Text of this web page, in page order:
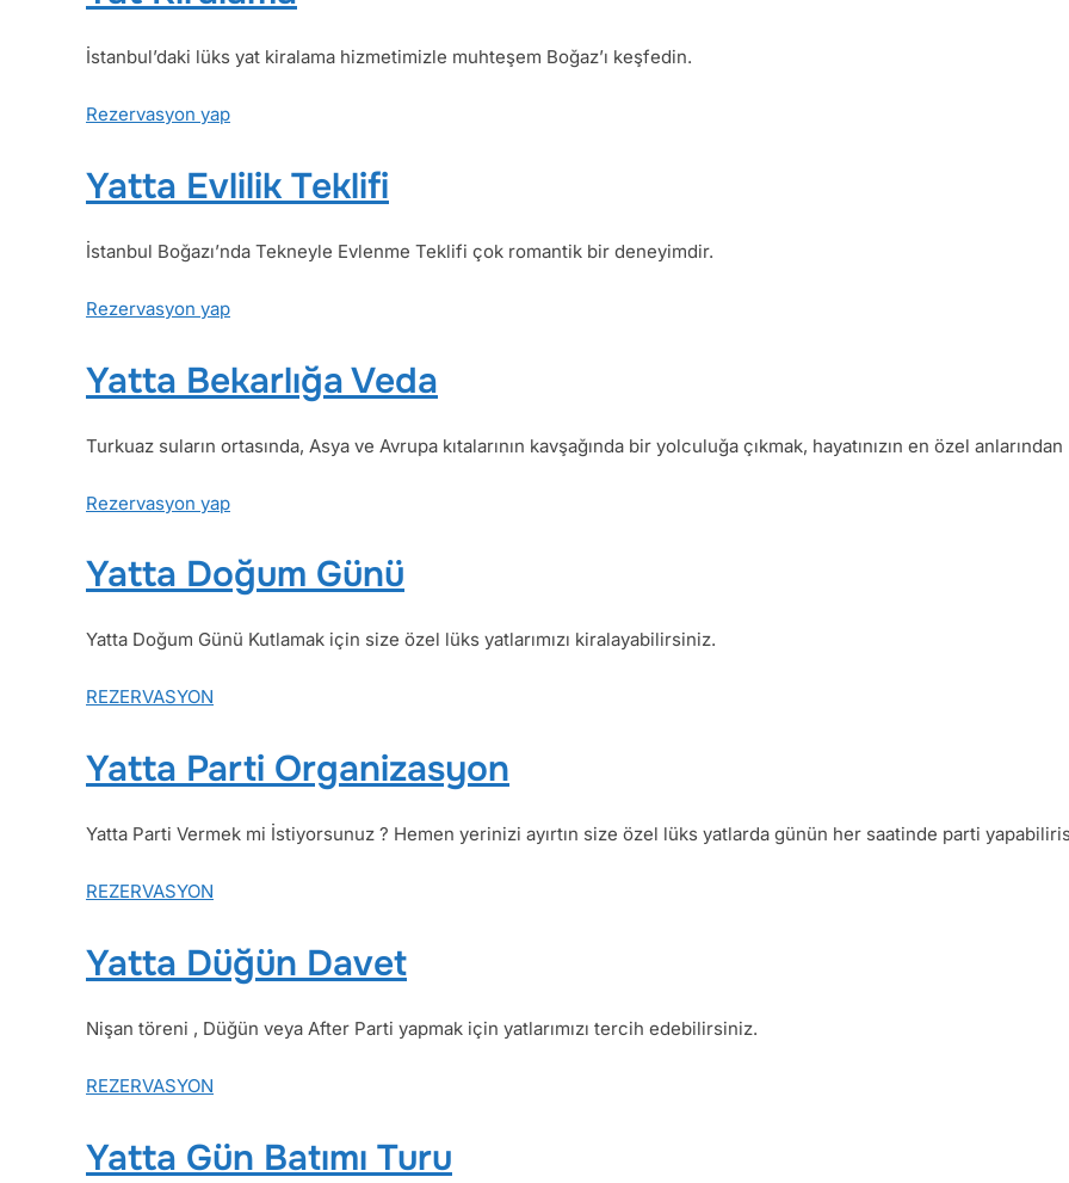
İstanbul’daki lüks yat kiralama hizmetimizle muhteşem Boğaz’ı keşfedin.
Rezervasyon yap
Yatta Evlilik Teklifi
İstanbul Boğazı’nda Tekneyle Evlenme Teklifi çok romantik bir deneyimdir.
Rezervasyon yap
Yatta Bekarlığa Veda
Turkuaz suların ortasında, Asya ve Avrupa kıtalarının kavşağında bir yolculuğa çıkmak, hayatınızın en özel
Rezervasyon yap
Yatta Doğum Günü
Yatta Doğum Günü Kutlamak için size özel lüks yatlarımızı kiralayabilirsiniz.
REZERVASYON
Yatta Parti Organizasyon
Yatta Parti Vermek mi İstiyorsunuz ? Hemen yerinizi ayırtın size özel lüks yatlarda günün her saatinde parti
REZERVASYON
Yatta Düğün Davet
Nişan töreni , Düğün veya After Parti yapmak için yatlarımızı tercih edebilirsiniz.
REZERVASYON
Yatta Gün Batımı Turu